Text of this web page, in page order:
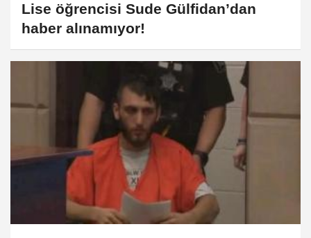
Lise öğrencisi Sude Gülfidan’dan
haber alınamıyor!